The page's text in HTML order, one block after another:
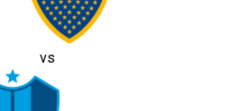
vs